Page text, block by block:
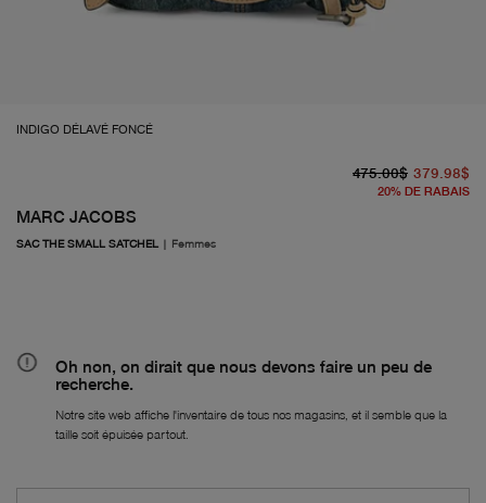
INDIGO DÉLAVÉ FONCÉ
MARC JACOBS
SAC THE SMALL SATCHEL | Femmes
475.00$ 379.98$
20% DE RABAIS
Oh non, on dirait que nous devons faire un peu de
recherche.
Notre site web affiche l'inventaire de tous nos magasins, et il semble que la
taille soit épuisée partout.